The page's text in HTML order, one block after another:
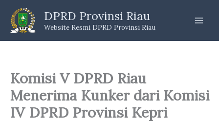
content
DPRD Provinsi Riau
Website Resmi DPRD Provinsi Riau
Komisi V DPRD Riau
Menerima Kunker dari Komisi
IV DPRD Provinsi Kepri